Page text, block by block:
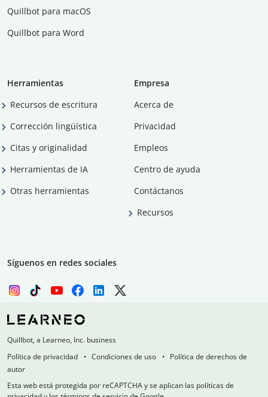
Quillbot para macOS
Quillbot para Word
Herramientas
Recursos de escritura
Corrección lingüística
Citas y originalidad
Herramientas de IA
Otras herramientas
Empresa
Acerca de
Privacidad
Empleos
Centro de ayuda
Contáctanos
Recursos
Síguenos en redes sociales
Quillbot, a Learneo, Inc. business
Política de privacidad
Condiciones de uso
Política de derechos de
autor
Esta web está protegida por reCAPTCHA y se aplican las políticas de